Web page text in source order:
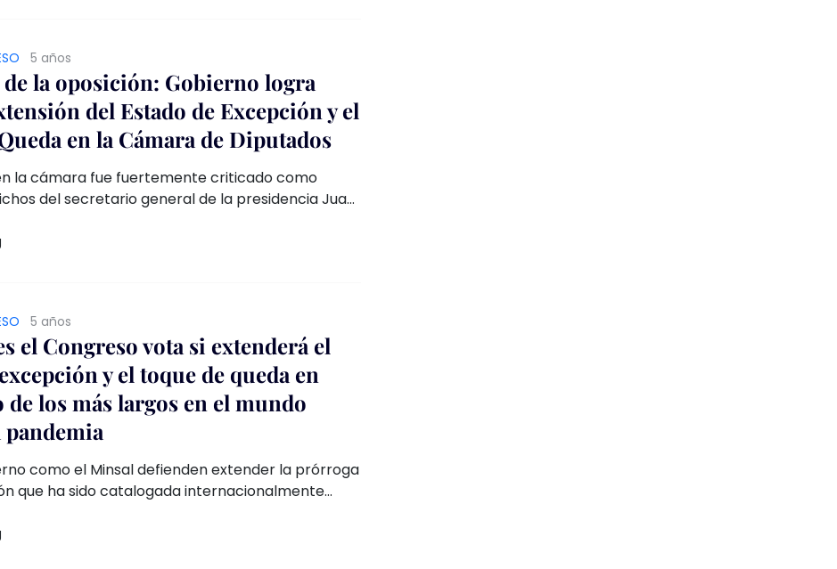
5 años
de la oposición: Gobierno logra
del Estado de Excepción y el
en la Cámara de Diputados
la cámara fue fuertemente criticado como
del secretario general de la presidencia Juan
sociales para las familias chilenas.
5 años
el Congreso vota si extenderá el
y el toque de queda en
los más largos en el mundo
como el Minsal defienden extender la prórroga
que ha sido catalogada internacionalmente
la ciudadanía según Data Influye.